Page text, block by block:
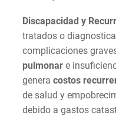
Discapacidad y
tratados o
complicaciones
pulmonar e
genera costos
de salud y
debido a gastos